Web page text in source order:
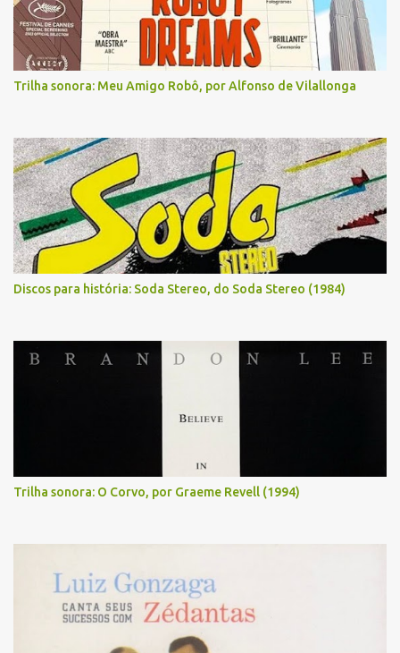
Trilha sonora: Meu Amigo Robô, por Alfonso de Vilallonga
Discos para história: Soda Stereo, do Soda Stereo (1984)
Trilha sonora: O Corvo, por Graeme Revell (1994)